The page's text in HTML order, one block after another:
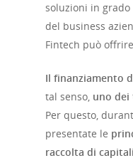
soluzioni in
del business
Fintech può
Il finanziamento
tal senso, uno
Per questo,
presentate le
raccolta di